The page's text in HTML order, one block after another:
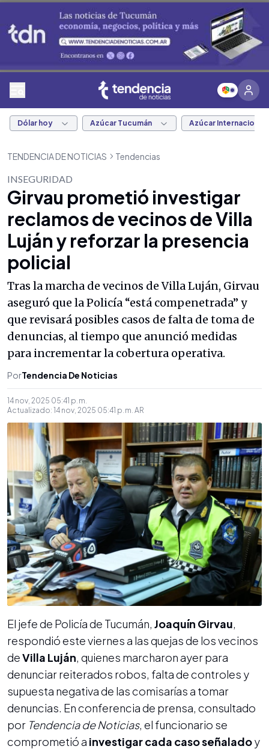
Dólar hoy Azúcar Tucumán Azúcar Internacional
TENDENCIA DE NOTICIAS Tendencias
INSEGURIDAD
Girvau prometió investigar
reclamos de vecinos de Villa
Luján y reforzar la presencia
policial
Tras la marcha de vecinos de Villa Luján, Girvau
aseguró que la Policía “está compenetrada” y
que revisará posibles casos de falta de toma de
denuncias, al tiempo que anunció medidas
para incrementar la cobertura operativa.
PorTendencia De Noticias
14 nov, 2025 05:41 p. m.
Actualizado: 14 nov, 2025 05:41 p. m. AR
El jefe de Policía de Tucumán, Joaquín Girvau
respondió este viernes a las quejas de los vecinos
deVilla Luján , quienes marcharon ayer para
denunciar reiterados robos, falta de controles y
supuesta negativa de las comisarías a tomar
denuncias. En conferencia de prensa, consultado
por Tendencia de Noticias, el funcionario se
comprometió a investigar cada caso señaladoy